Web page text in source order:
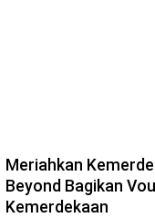
Meriahkan
Beyond Bagikan
Kemerdekaan